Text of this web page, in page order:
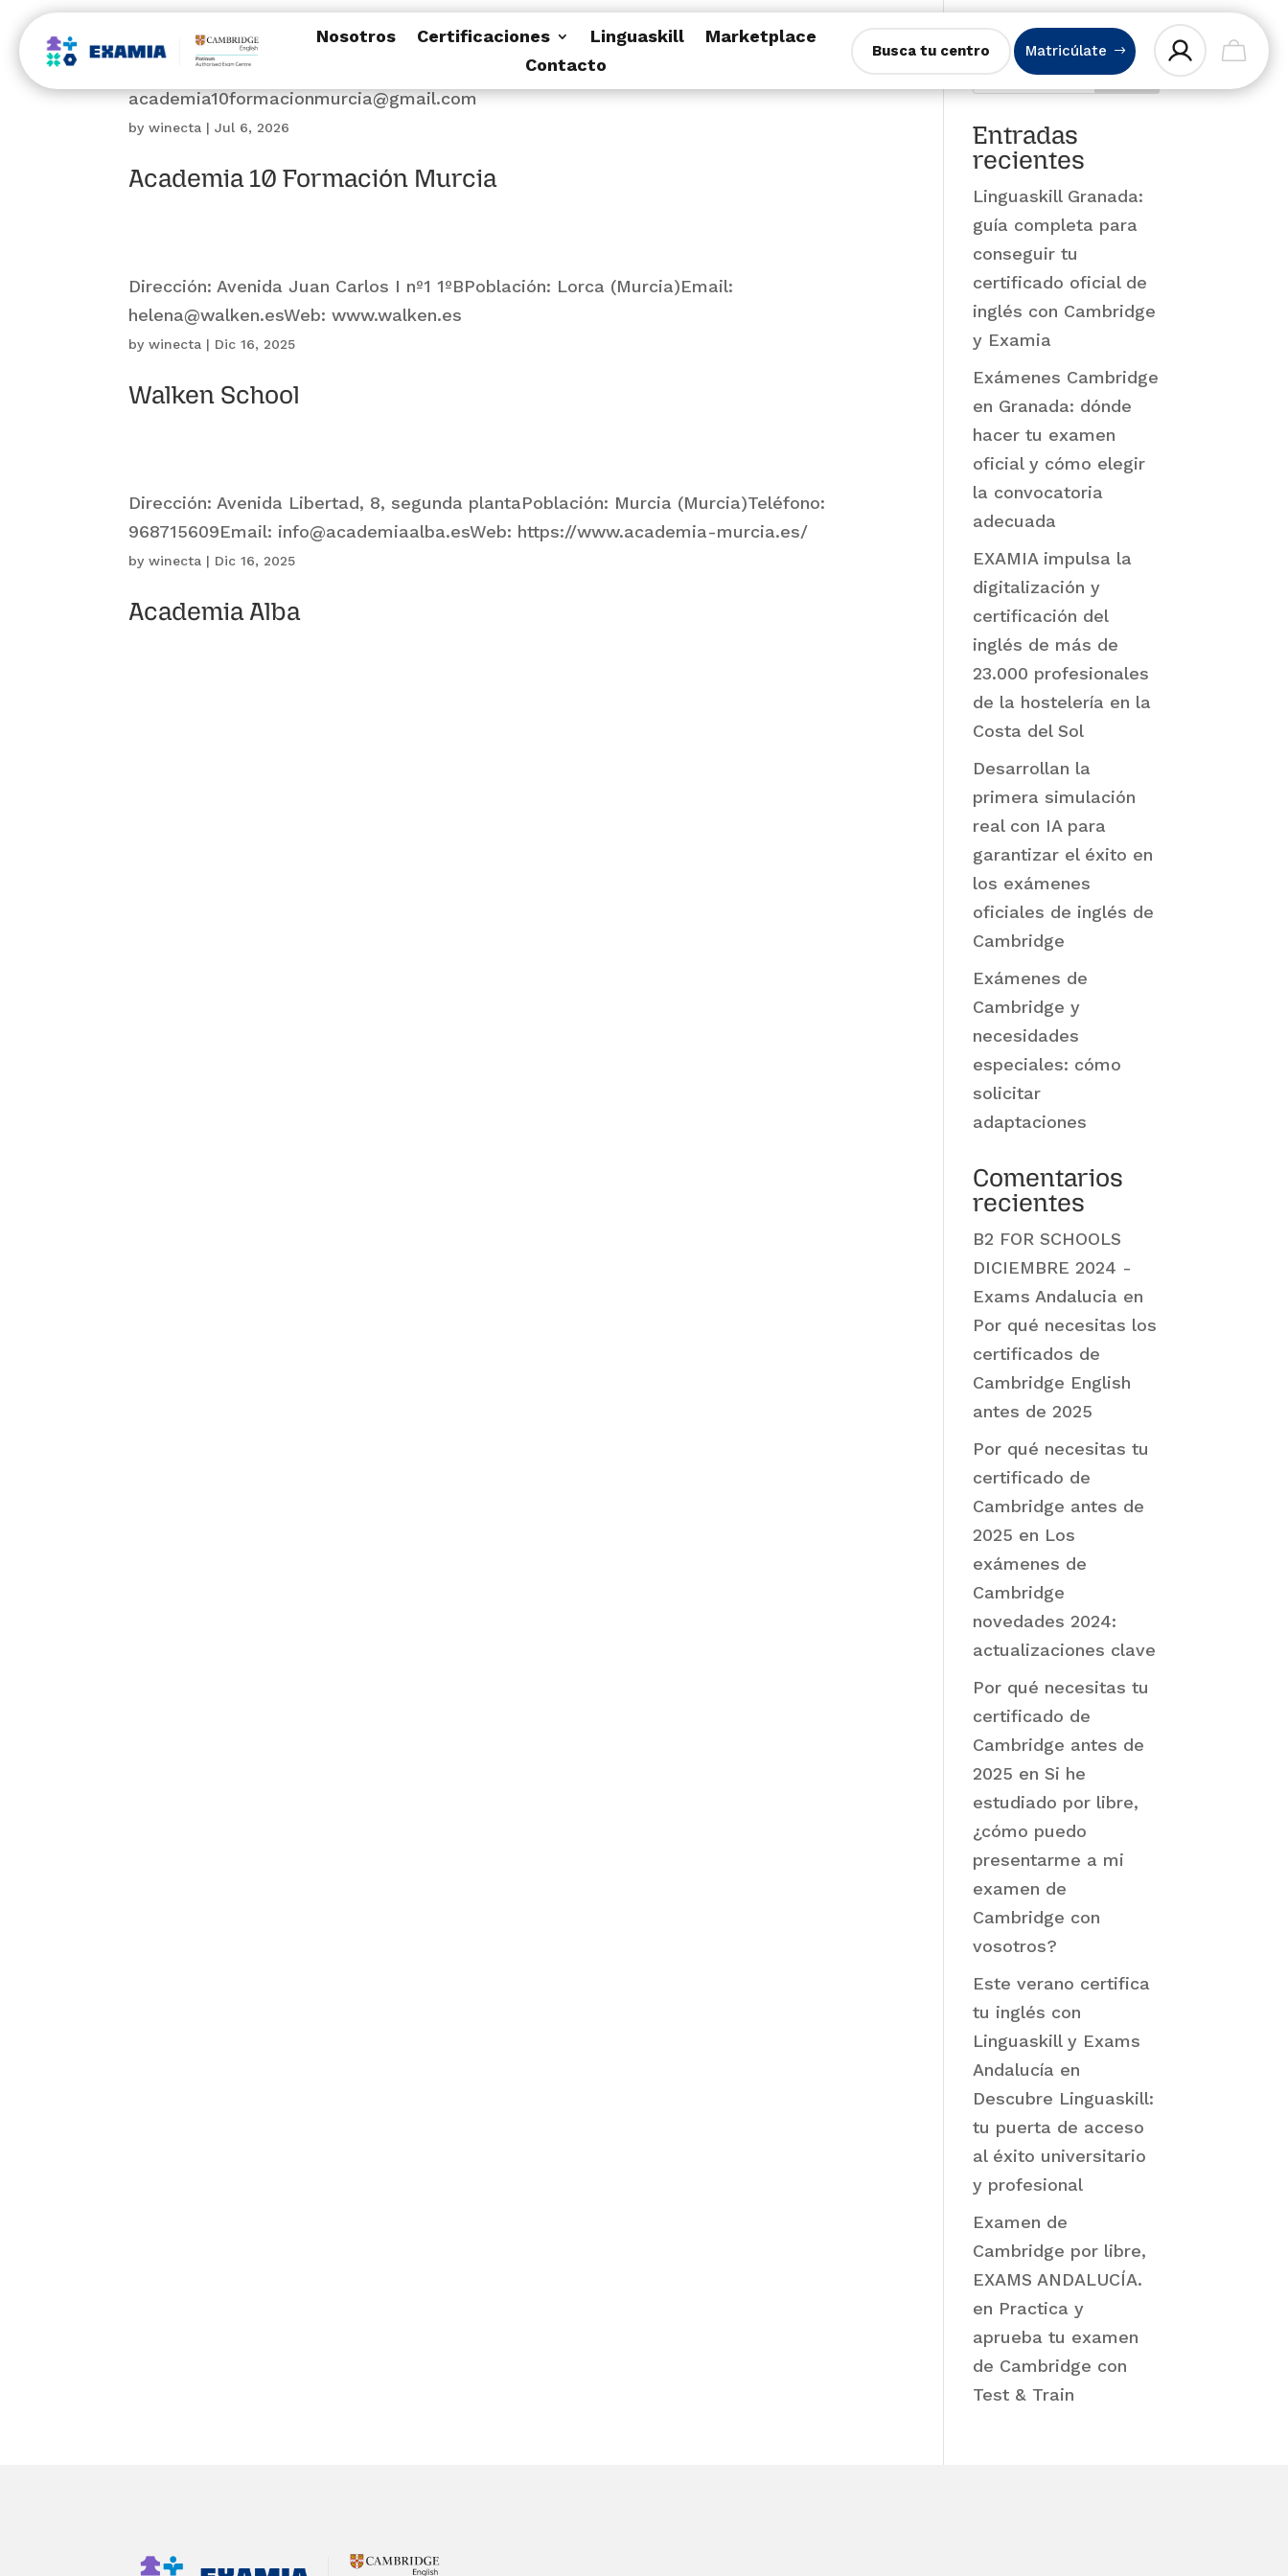
Nosotros Certificaciones Linguaskill
Marketplace
Contacto
Busca tu centro Matricúlate
Academia 10 Formación Murcia
bywinecta |Jul 6, 2026
Dirección: C/ Azarbe de Papel, nº 16, 30007 MurciaPoblación: Murcia (Murcia)Email:
academia10formacionmurcia@gmail.com
Walken School
bywinecta | Dic 16, 2025
Dirección: Avenida Juan Carlos I nº1 1ºBPoblación: Lorca (Murcia)Email:
helena@walken.esWeb: www.walken.es
Academia Alba
bywinecta | Dic 16, 2025
Dirección: Avenida Libertad, 8, segunda plantaPoblación: Murcia (Murcia)Teléfono:
968715609Email: info@academiaalba.esWeb: https://www.academia-murcia.es/
Buscar
Entradas
recientes
Linguaskill Granada:
guía completa para
conseguir tu
certificado oficial de
inglés con Cambridge
y Examia
Exámenes Cambridge
en Granada: dónde
hacer tu examen
oficial y cómo elegir
la convocatoria
adecuada
EXAMIA impulsa la
digitalización y
certificación del
inglés de más de
23.000 profesionales
de la hostelería en la
Costa del Sol
Desarrollan la
primera simulación
real con IA para
garantizar el éxito en
los exámenes
oficiales de inglés de
Cambridge
Exámenes de
Cambridge y
necesidades
especiales: cómo
solicitar
adaptaciones
Comentarios
recientes
B2 FOR SCHOOLS
DICIEMBRE 2024 -
Exams Andalucia en
Por qué necesitas los
certificados de
Cambridge English
antes de 2025
Por qué necesitas tu
certificado de
Cambridge antes de
2025 en Los
exámenes de
Cambridge
novedades 2024:
actualizaciones clave
Por qué necesitas tu
certificado de
Cambridge antes de
2025 enSi he
estudiado por libre,
¿cómo puedo
presentarme a mi
examen de
Cambridge con
vosotros?
Este verano certifica
tu inglés con
Linguaskill y Exams
Andalucía en
Descubre Linguaskill:
tu puerta de acceso
al éxito universitario
y profesional
Examen de
Cambridge por libre,
EXAMS ANDALUCÍA.
en Practica y
aprueba tu examen
de Cambridge con
Test & Train